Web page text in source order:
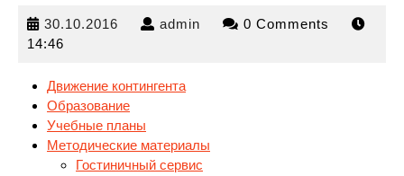
30.10.2016 30.10.2016
admin admin 0 Comments
14:46
Движение контингента
Образование
Учебные планы
Методические материалы
Гостиничный сервис